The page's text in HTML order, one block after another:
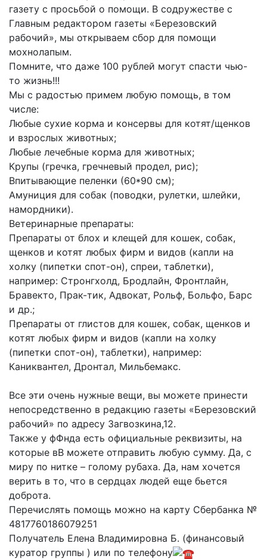
газету с просьбой о помощи. В содружестве с
Главным редактором газеты «Березовский
рабочий», мы открываем сбор для помощи
мохнолапым.
Помните, что даже 100 рублей могут спасти чью-
то жизнь!!!
Мы с радостью примем любую помощь, в том
числе:
Любые сухие корма и консервы для котят/щенков
и взрослых животных;
Любые лечебные корма для животных;
Крупы (гречка, гречневый продел, рис);
Впитывающие пеленки (60*90 см);
Амуниция для собак (поводки, рулетки, шлейки,
намордники).
Ветеринарные препараты:
Препараты от блох и клещей для кошек, собак,
щенков и котят любых фирм и видов (капли на
холку (пипетки спот-он), спреи, таблетки),
например: Стронгхолд, Бродлайн, Фронтлайн,
Бравекто, Прак-тик, Адвокат, Рольф, Больфо, Барс
и др.;
Препараты от глистов для кошек, собак, щенков и
котят любых фирм и видов (капли на холку
(пипетки спот-он), таблетки), например:
Каниквантел, Дронтал, Мильбемакс.
Все эти очень нужные вещи, вы можете принести
непосредственно в редакцию газеты «Березовский
рабочий» по адресу Загвозкина,12.
Также у фФнда есть официальные реквизиты, на
которые вВ можете отправить любую сумму. Да, с
миру по нитке – голому рубаха. Да, нам хочется
верить в то, что в сердцах людей еще бьется
доброта.
Перечислять помощь можно на карту Сбербанка №
4817760186079251
Получатель Елена Владимировна Б. (финансовый
куратор группы ) или по телефону